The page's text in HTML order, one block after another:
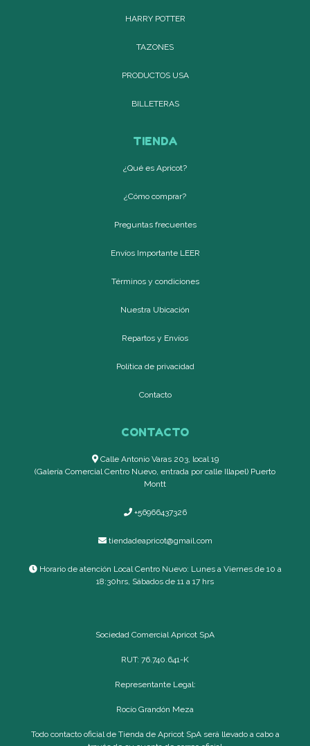
HARRY POTTER
TAZONES
PRODUCTOS USA
BILLETERAS
TIENDA
¿Qué es Apricot?
¿Cómo comprar?
Preguntas frecuentes
Envíos Importante LEER
Términos y condiciones
Nuestra Ubicación
Repartos y Envíos
Política de privacidad
Contacto
CONTACTO
Calle Antonio Varas 203, local 19
(Galería Comercial Centro Nuevo, entrada por calle Illapel) Puerto
Montt
+56966437326
tiendadeapricot@gmail.com
Horario de atención Local Centro Nuevo: Lunes a Viernes de 10 a
18:30hrs, Sábados de 11 a 17 hrs
Sociedad Comercial Apricot SpA
RUT: 76.740.641-K
Representante Legal:
Rocío Grandón Meza
Todo contacto oficial de Tienda de Apricot SpA será llevado a cabo a